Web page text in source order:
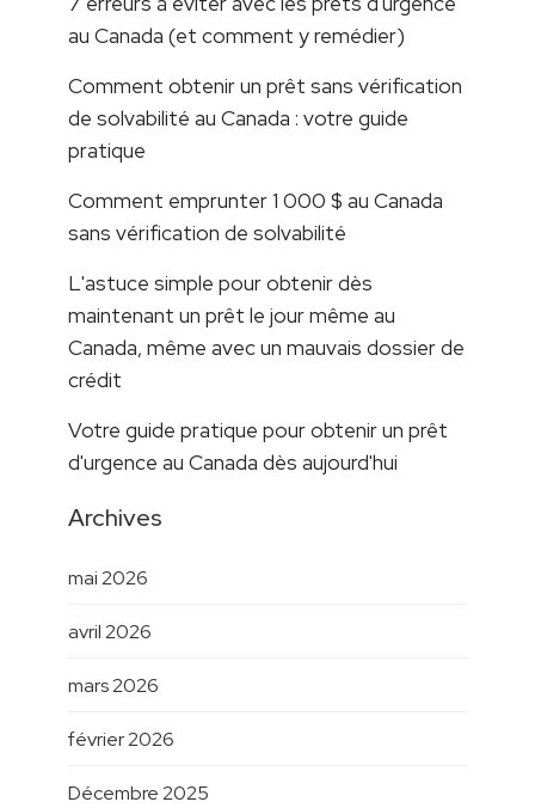
au Canada (et comment y remédier)
Comment obtenir un prêt sans vérification
de solvabilité au Canada : votre guide
pratique
Comment emprunter 1 000 $ au Canada
sans vérification de solvabilité
L'astuce simple pour obtenir dès
maintenant un prêt le jour même au
Canada, même avec un mauvais dossier de
crédit
Votre guide pratique pour obtenir un prêt
d'urgence au Canada dès aujourd'hui
Archives
mai 2026
avril 2026
mars 2026
février 2026
Décembre 2025